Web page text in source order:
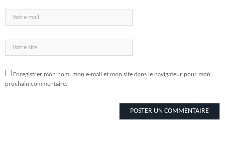
Enregistrer mon nom, mon e-mail et mon site dans le navigateur pour mon
prochain commentaire.